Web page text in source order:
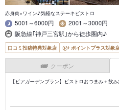
赤身肉×ワイン♪気軽なステーキビストロ
5001～6000円
2001～3000円
阪急線｢神戸三宮駅｣から徒歩圏内♪
口コミ投稿特典対象店 ポイントプラス対象
クーポン
【ビアガーデンプラン】ビストロおつまみ＋飲